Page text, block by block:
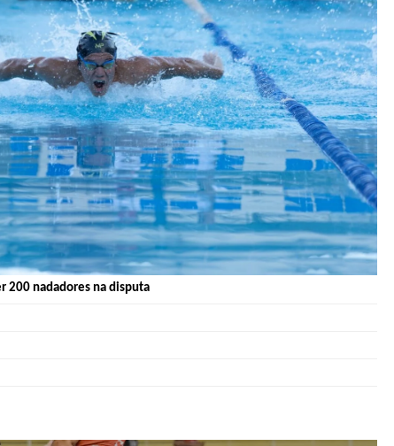
200 nadadores na disputa